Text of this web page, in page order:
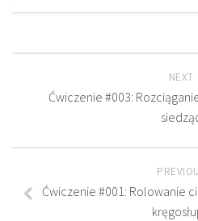
NEXT
Ćwiczenie #003:
Ćwiczenie #001: Rolowanie